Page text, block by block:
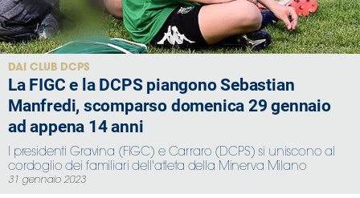
Women
Serie
B
Femminile
Museo
del
Calcio
Shop
I
partner
DAI CLUB DCPS
La FIGC e la DCPS piangono Sebastian
Manfredi, scomparso domenica 29 gennaio
ad appena 14 anni
I presidenti Gravina (FIGC) e Carraro (DCPS) si uniscono al
cordoglio dei familiari dell'atleta della Minerva Milano
31 gennaio 2023